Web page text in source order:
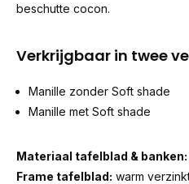
beschutte cocon.
Verkrijgbaar in twee
Manille zonder Soft shade
Manille met Soft shade
Materiaal tafelblad & banken:
Frame tafelblad: warm